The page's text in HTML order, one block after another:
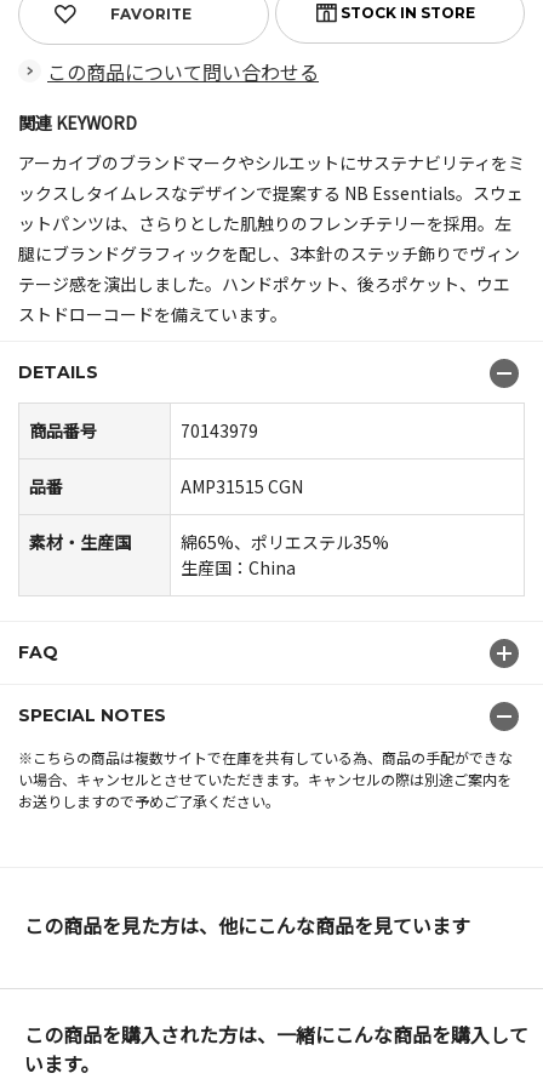
FAVORITE
この商品について問い合わせる
関連 KEYWORD
アーカイブのブランドマークやシルエットにサステナビリティをミ
ックスしタイムレスなデザインで提案する NB Essentials。スウェ
ットパンツは、さらりとした肌触りのフレンチテリーを採用。左
腿にブランドグラフィックを配し、3本針のステッチ飾りでヴィン
テージ感を演出しました。ハンドポケット、後ろポケット、ウエ
ストドローコードを備えています。
DETAILS
商品番号 70143979
品番 AMP31515 CGN
素材・生産国
綿65%、ポリエステル35%
生産国：China
FAQ
SPECIAL NOTES
※こちらの商品は複数サイトで在庫を共有している為、商品の手配ができな
い場合、キャンセルとさせていただきます。キャンセルの際は別途ご案内を
お送りしますので予めご了承ください。
この商品を見た方は、他にこんな商品を見ています
この商品を購入された方は、一緒にこんな商品を購入して
います。